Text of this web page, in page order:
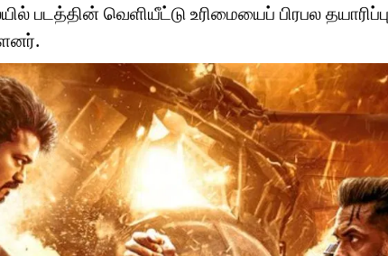
படத்தின் வெளியீட்டு உரிமையைப் பிரபல